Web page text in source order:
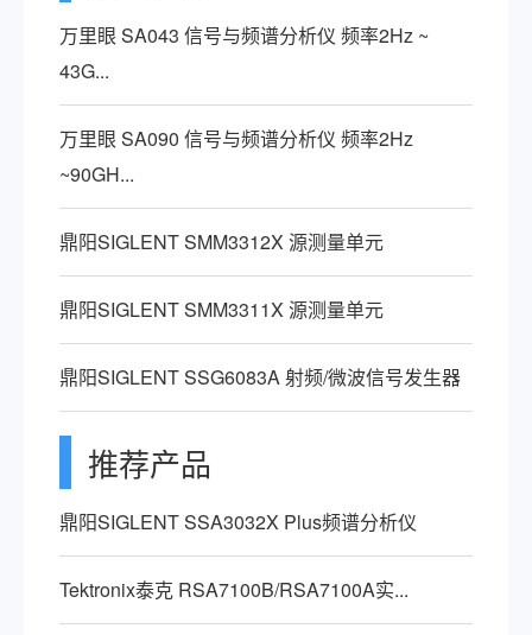
万里眼 SA043 信号与频谱分析仪 频率2Hz ~
43G...
万里眼 SA090 信号与频谱分析仪 频率2Hz
~90GH...
鼎阳SIGLENT SMM3312X 源测量单元
鼎阳SIGLENT SMM3311X 源测量单元
鼎阳SIGLENT SSG6083A​ 射频/微波信号发生器
推荐产品
鼎阳SIGLENT SSA3032X Plus频谱分析仪
Tektronix泰克 RSA7100B/RSA7100A实...